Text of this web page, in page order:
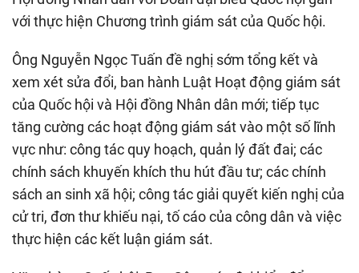
với thực hiện Chương trình giám sát của Quốc hội.
Ông Nguyễn Ngọc Tuấn đề nghị sớm tổng kết và
xem xét sửa đổi, ban hành Luật Hoạt động giám sát
của Quốc hội và Hội đồng Nhân dân mới; tiếp tục
tăng cường các hoạt động giám sát vào một số lĩnh
vực như: công tác quy hoạch, quản lý đất đai; các
chính sách khuyến khích thu hút đầu tư; các chính
sách an sinh xã hội; công tác giải quyết kiến nghị của
cử tri, đơn thư khiếu nại, tố cáo của công dân và việc
thực hiện các kết luận giám sát.